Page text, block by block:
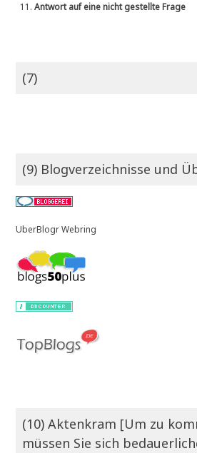
11.Antwort auf eine nicht gestellte Frage
(7)
(9) Blogverzeichnisse und
UberBlogr Webring
(10) Aktenkram [Um zu
müssen Sie sich